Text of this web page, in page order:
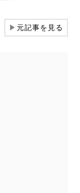
▶元記事を見る